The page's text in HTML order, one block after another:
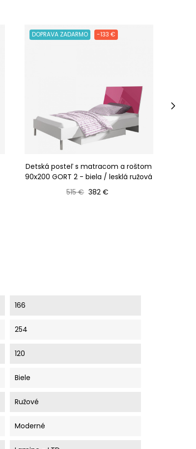
DOPRAVA ZADARMO -133 €
Detská posteľ s matracom a roštom
90x200 GORT 2 - biela / lesklá ružová
Bežná cena
515 € Cena
382 €
166
254
120
Biele
Ružové
Moderné